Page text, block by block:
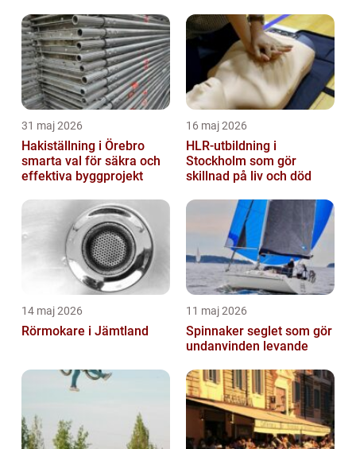
31 maj 2026
Hakiställning i Örebro
smarta val för säkra och
effektiva byggprojekt
16 maj 2026
HLR-utbildning i
Stockholm som gör
skillnad på liv och död
14 maj 2026
Rörmokare i Jämtland
11 maj 2026
Spinnaker seglet som gör
undanvinden levande